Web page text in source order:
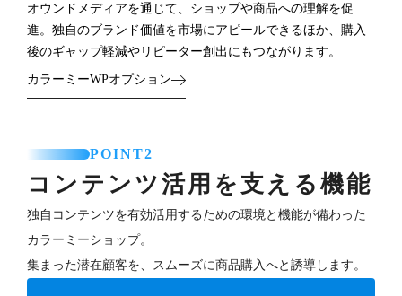
オウンドメディアを通じて、ショップや商品への理解を促
進。独自のブランド価値を市場にアピールできるほか、購入
後のギャップ軽減やリピーター創出にもつながります。
カラーミーWPオプション
POINT2
コンテンツ活用を支える機能
独自コンテンツを有効活用するための環境と機能が備わった
カラーミーショップ。
集まった潜在顧客を、スムーズに商品購入へと誘導します。